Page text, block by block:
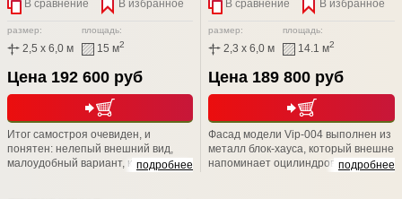
В сравнение В избранное
размер:
2,5 x 6,0 м
площадь:
15 м2
Цена 192 600 руб
подробнее
Итог самостроя очевиден, и
понятен: нелепый внешний вид,
малоудобный вариант, кустарная
В сравнение В избранное
размер:
2,3 x 6,0 м
площадь:
14.1 м2
Цена 189 800 руб
подробнее
Фасад модели Vip-004 выполнен из
металл блок-хауса, который внешне
напоминает оцилиндрованное